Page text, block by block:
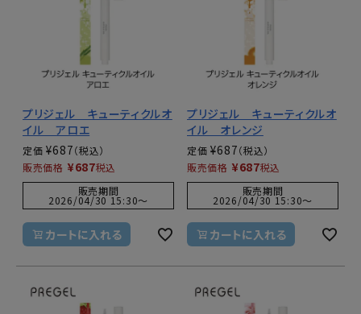
プリジェル キューティクルオ
イル アロエ
定価 ¥687
販売価格 ¥687税込
販売期間
2026/04/30 15:30〜
カートに入れる
プリジェル キューティクルオ
イル オレンジ
定価 ¥687
販売価格 ¥687税込
販売期間
2026/04/30 15:30〜
カートに入れる